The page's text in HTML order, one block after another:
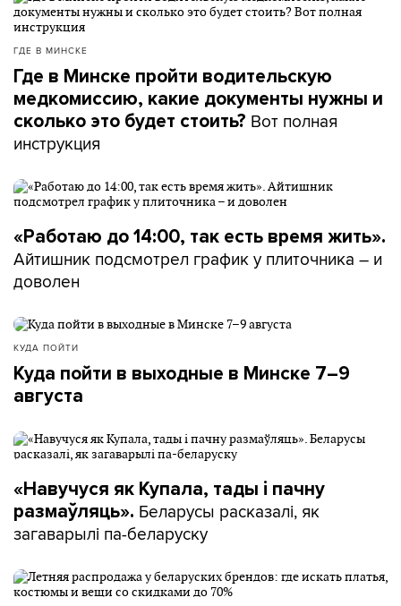
ГДЕ В МИНСКЕ
Где в Минске пройти водительскую
медкомиссию, какие документы нужны и
сколько это будет стоить? Вот полная
инструкция
«Работаю до 14:00, так есть время жить».
Айтишник подсмотрел график у плиточника – и
доволен
КУДА ПОЙТИ
Куда пойти в выходные в Минске 7–9
августа
«Навучуся як Купала, тады і пачну
размаўляць». Беларусы расказалі, як
загаварылі па-беларуску